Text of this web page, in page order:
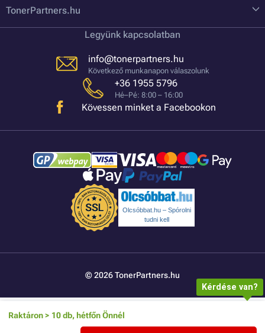
Raktáron > 10 db, hétfőn Önnél
TonerPartners.hu
Legyünk kapcsolatban
info@tonerpartners.hu
Következő munkanapon válaszolunk
+36 1955 5796
Hé–Pé: 8:00 – 16:00
Kövessen minket a Facebookon
Olcsóbbat.hu – Spórolni
tudni kell
© 2026 TonerPartners.hu
Kérdése van?